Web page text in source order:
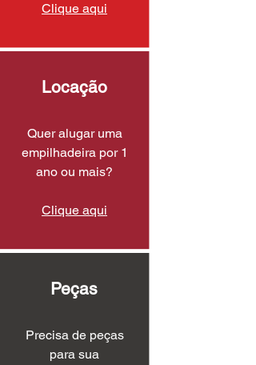
Clique aqui
Locação
Quer alugar uma
empilhadeira por 1
ano ou mais?
Clique aqui
Peças
Precisa de peças
para sua